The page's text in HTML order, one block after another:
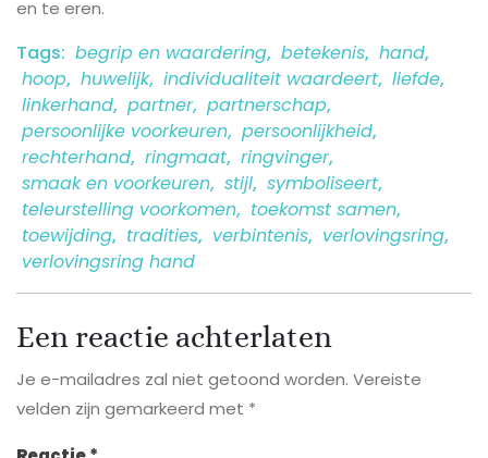
en te eren.
Tags: begrip en waardering, betekenis, hand,
hoop, huwelijk, individualiteit waardeert, liefde,
linkerhand, partner, partnerschap,
persoonlijke voorkeuren, persoonlijkheid,
rechterhand, ringmaat, ringvinger,
smaak en voorkeuren, stijl, symboliseert,
teleurstelling voorkomen, toekomst samen,
toewijding, tradities, verbintenis, verlovingsring,
verlovingsring hand
Een reactie achterlaten
Je e-mailadres zal niet getoond worden. Vereiste
velden zijn gemarkeerd met *